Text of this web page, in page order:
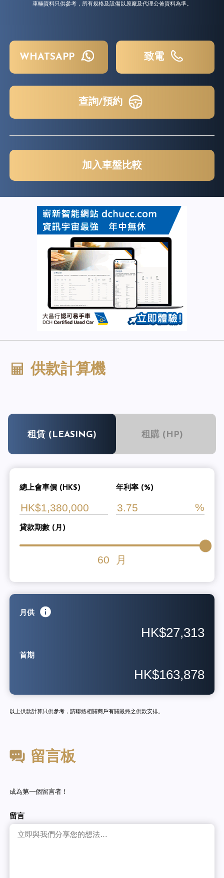
車輛資料只供參考，所有規格及設備以原廠及代理公佈資料為準。
WHATSAPP 致電
查詢/預約
加入車盤比較
供款計算機
租賃 (LEASING) 租購 (HP)
總上會車價 (HK$) 年利率 (%)
貸款期數 (月)
60 月
月供
HK$27,313
首期
HK$163,878
以上供款計算只供參考，請聯絡相關商戶有關最終之供款安排。
留言板
成為第一個留言者！
留言